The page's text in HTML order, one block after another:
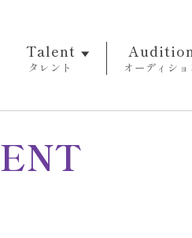
Talent
タレント
Audition
オーディショ